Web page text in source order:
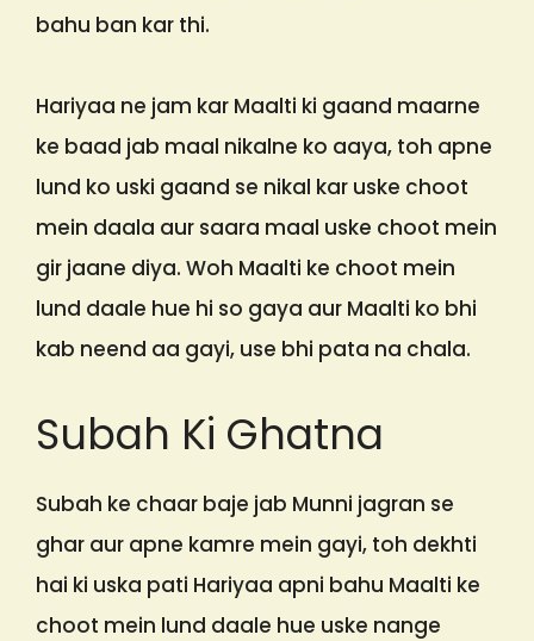
bahu ban kar thi.
Hariyaa ne jam kar Maalti ki gaand maarne
ke baad jab maal nikalne ko aaya, toh apne
lund ko uski gaand se nikal kar uske choot
mein daala aur saara maal uske choot mein
gir jaane diya. Woh Maalti ke choot mein
lund daale hue hi so gaya aur Maalti ko bhi
kab neend aa gayi, use bhi pata na chala.
Subah Ki Ghatna
Subah ke chaar baje jab Munni jagran se
ghar aur apne kamre mein gayi, toh dekhti
hai ki uska pati Hariyaa apni bahu Maalti ke
choot mein lund daale hue uske nange